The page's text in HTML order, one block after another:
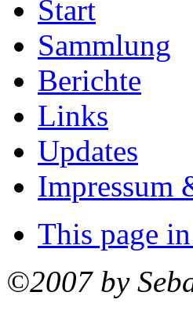
Start
Sammlung
Berichte
Links
Updates
Impressum
This page
©2007 by